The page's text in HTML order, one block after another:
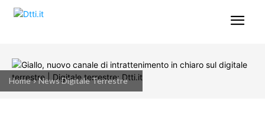
Home News Digitale Terrestre